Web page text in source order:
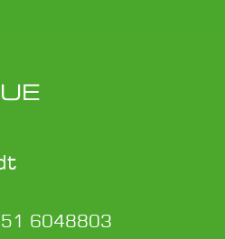
6048803